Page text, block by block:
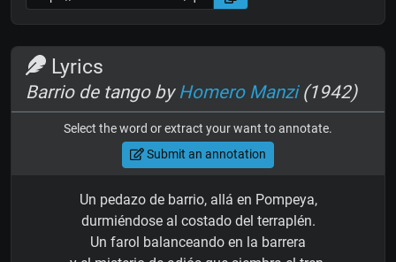
Lyrics
Barrio de tango by Homero Manzi(1942)
Select the word or extract your want to annotate.
Submit an annotation
Un pedazo de barrio, allá en Pompeya,
durmiéndose al costado del terraplén.
Un farol balanceando en la barrera